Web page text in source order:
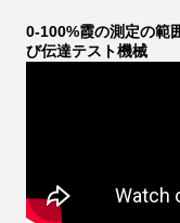
0-100%霞の測定の範
び伝達テスト機械